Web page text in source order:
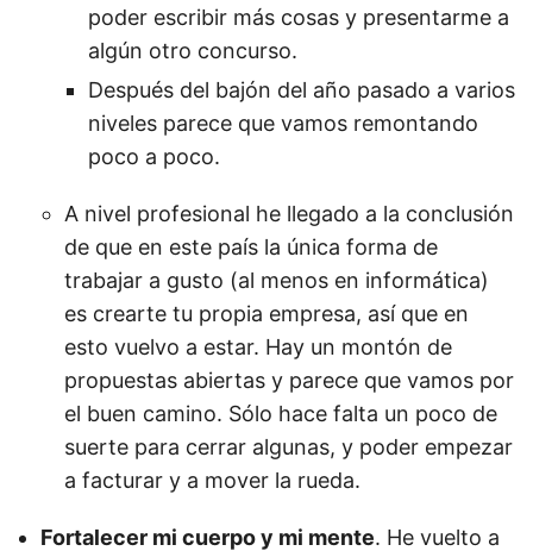
poder escribir más cosas y presentarme a
algún otro concurso.
Después del bajón del año pasado a varios
niveles parece que vamos remontando
poco a poco.
A nivel profesional he llegado a la conclusión
de que en este país la única forma de
trabajar a gusto (al menos en informática)
es crearte tu propia empresa, así que en
esto vuelvo a estar. Hay un montón de
propuestas abiertas y parece que vamos por
el buen camino. Sólo hace falta un poco de
suerte para cerrar algunas, y poder empezar
a facturar y a mover la rueda.
Fortalecer mi cuerpo y mi mente. He vuelto a